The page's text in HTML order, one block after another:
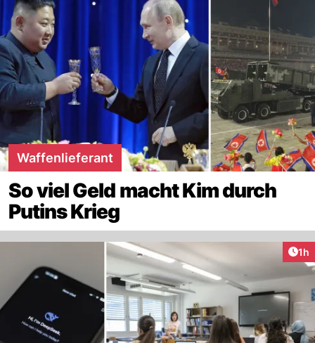
Waffenlieferant
So viel Geld macht Kim durch
Putins Krieg
1h